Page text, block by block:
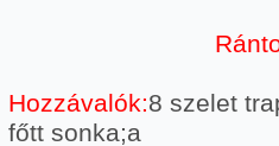
Hozzávalók:8 szelet
főtt sonka;a